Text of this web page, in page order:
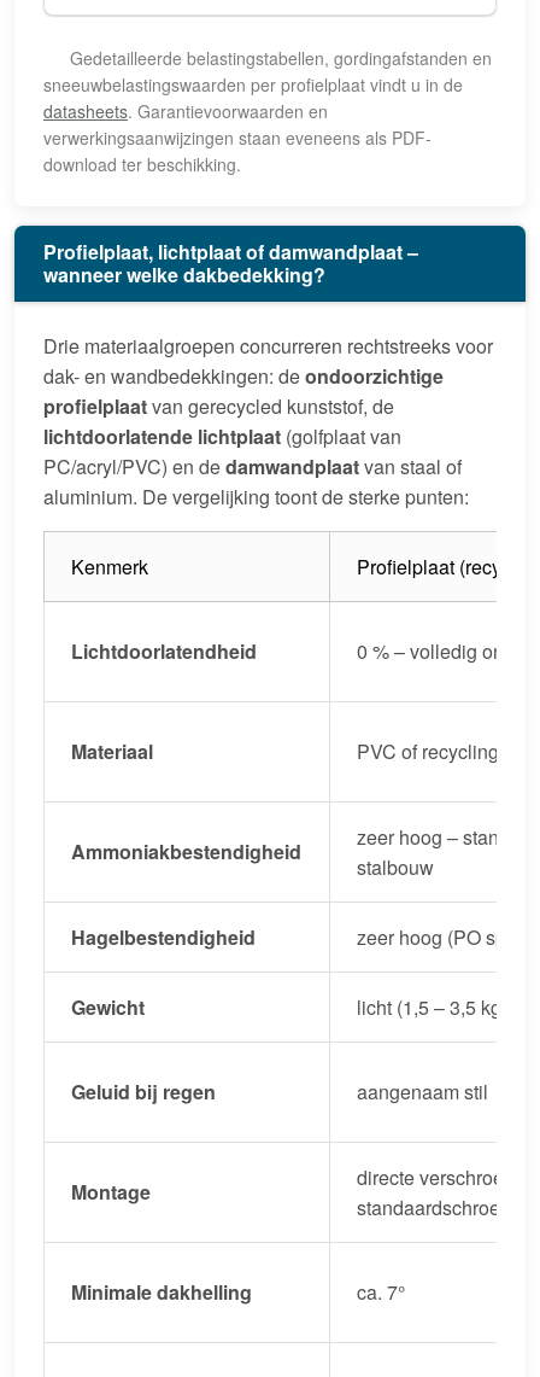
Gedetailleerde belastingstabellen, gordingafstanden en
sneeuwbelastingswaarden per profielplaat vindt u in de
datasheets. Garantievoorwaarden en
verwerkingsaanwijzingen staan eveneens als PDF-
download ter beschikking.
Profielplaat, lichtplaat of damwandplaat –
wanneer welke dakbedekking?
Drie materiaalgroepen concurreren rechtstreeks voor
dak- en wandbedekkingen: deondoorzichtige
profielplaatvan gerecycled kunststof, de
lichtdoorlatende lichtplaat (golfplaat van
PC/acryl/PVC) en dedamwandplaatvan staal of
aluminium. De vergelijking toont de sterke punten:
Kenmerk Profielplaat
Lichtdoorlatendheid 0 % – volledig
Materiaal PVC of recycling-
Ammoniakbestendigheid
zeer hoog –
stalbouw
Hagelbestendigheid zeer hoog (PO
Gewicht licht (1,5 – 3,5 kg/m²)
Geluid bij regen aangenaam stil
Montage
directe
Minimale dakhelling ca. 7°